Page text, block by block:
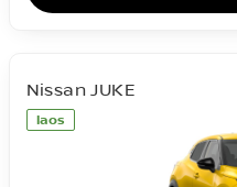
laos
Nissan JUKE